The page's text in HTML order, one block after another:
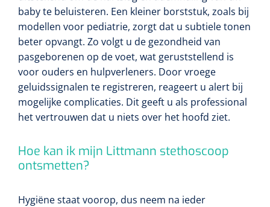
baby te beluisteren. Een kleiner borststuk, zoals bij
modellen voor pediatrie, zorgt dat u subtiele tonen
beter opvangt. Zo volgt u de gezondheid van
pasgeborenen op de voet, wat geruststellend is
voor ouders en hulpverleners. Door vroege
geluidssignalen te registreren, reageert u alert bij
mogelijke complicaties. Dit geeft u als professional
het vertrouwen dat u niets over het hoofd ziet.
Hoe kan ik mijn Littmann stethoscoop
ontsmetten?
Hygiëne staat voorop, dus neem na ieder